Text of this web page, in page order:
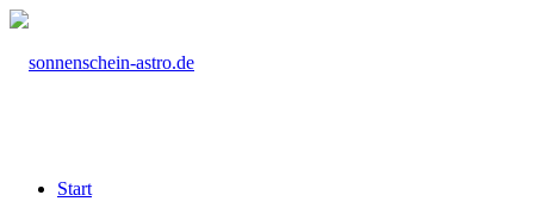
Start